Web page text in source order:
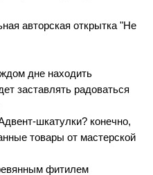
авторская открытка "Не
дне находить
заставлять радоваться
шкатулки? конечно,
товары от мастерской
фитилем